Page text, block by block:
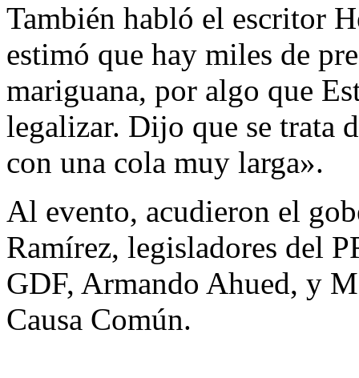
También habló el escritor
estimó que hay miles de
mariguana, por algo que
legalizar. Dijo que se trata
con una cola muy larga».
Al evento, acudieron el
Ramírez, legisladores del
GDF, Armando Ahued, y
Causa Común.